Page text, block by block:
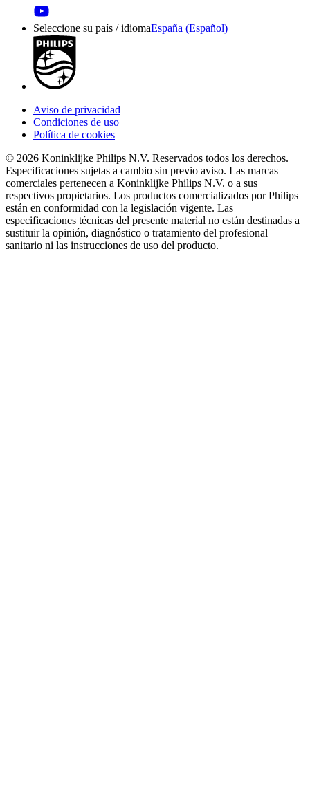
Seleccione su país / idiomaEspaña (Español)
Aviso de privacidad
Condiciones de uso
Política de cookies
© 2026 Koninklijke Philips N.V. Reservados todos los derechos.
Especificaciones sujetas a cambio sin previo aviso. Las marcas
comerciales pertenecen a Koninklijke Philips N.V. o a sus
respectivos propietarios. Los productos comercializados por Philips
están en conformidad con la legislación vigente. Las
especificaciones técnicas del presente material no están destinadas a
sustituir la opinión, diagnóstico o tratamiento del profesional
sanitario ni las instrucciones de uso del producto.